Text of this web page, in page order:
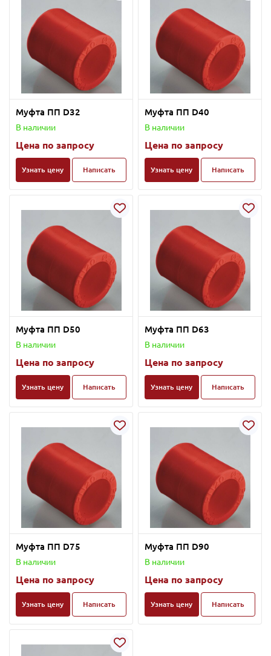
Муфта ПП D32
В наличии
Цена по запросу
Узнать цену Написать
Муфта ПП D40
В наличии
Цена по запросу
Узнать цену Написать
Муфта ПП D50
В наличии
Цена по запросу
Узнать цену Написать
Муфта ПП D63
В наличии
Цена по запросу
Узнать цену Написать
Муфта ПП D75
В наличии
Цена по запросу
Узнать цену Написать
Муфта ПП D90
В наличии
Цена по запросу
Узнать цену Написать